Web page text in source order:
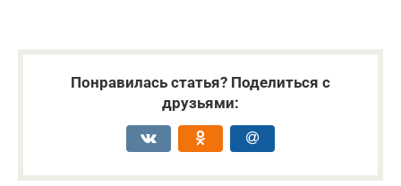
Понравилась статья? Поделиться с
друзьями: